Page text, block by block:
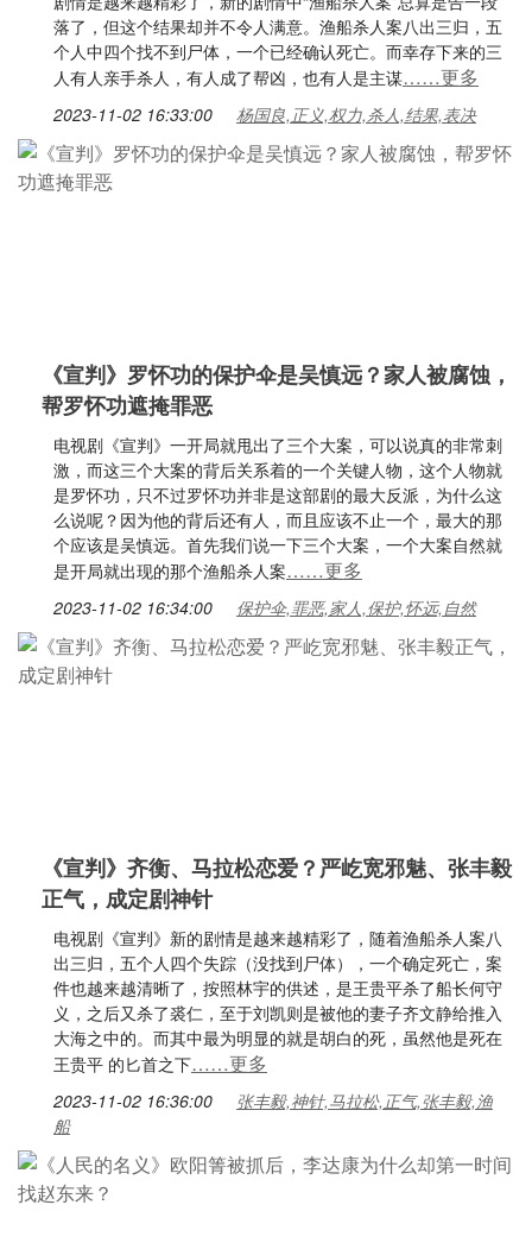
落了，但这个结果却并不令人满意。渔船杀人案八出三归，五
个人中四个找不到尸体，一个已经确认死亡。而幸存下来的三
人有人亲手杀人，有人成了帮凶，也有人是主谋……更多
2023-11-02 16:33:00 杨国良,正义,权力,杀人,结果,表决
《宣判》罗怀功的保护伞是吴慎远？家人被腐蚀，
帮罗怀功遮掩罪恶
电视剧《宣判》一开局就甩出了三个大案，可以说真的非常刺
激，而这三个大案的背后关系着的一个关键人物，这个人物就
是罗怀功，只不过罗怀功并非是这部剧的最大反派，为什么这
么说呢？因为他的背后还有人，而且应该不止一个，最大的那
个应该是吴慎远。首先我们说一下三个大案，一个大案自然就
是开局就出现的那个渔船杀人案……更多
2023-11-02 16:34:00 保护伞,罪恶,家人,保护,怀远,自然
《宣判》齐衡、马拉松恋爱？严屹宽邪魅、张丰毅
正气，成定剧神针
电视剧《宣判》新的剧情是越来越精彩了，随着渔船杀人案八
出三归，五个人四个失踪（没找到尸体），一个确定死亡，案
件也越来越清晰了，按照林宇的供述，是王贵平杀了船长何守
义，之后又杀了裘仁，至于刘凯则是被他的妻子齐文静给推入
大海之中的。而其中最为明显的就是胡白的死，虽然他是死在
王贵平 的匕首之下……更多
2023-11-02 16:36:00
张丰毅,神针,马拉松,正气,张丰毅,渔
船